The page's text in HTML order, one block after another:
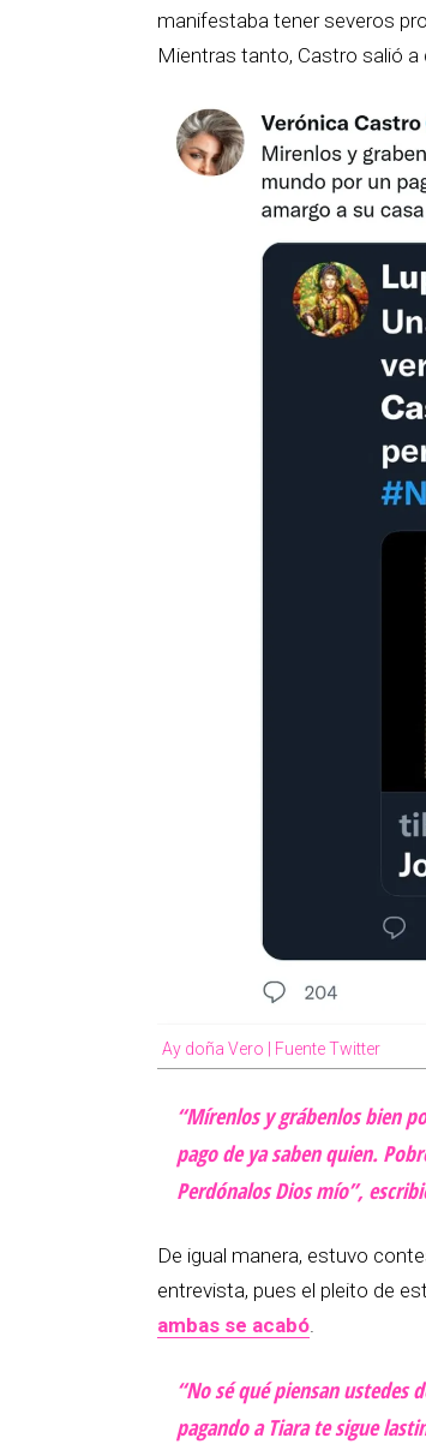
manifestaba tener severos
Mientras tanto, Castro salió
Ay doña Vero | Fuente Twitter
“Mírenlos y grábenlos bien
pago de ya saben quien.
Perdónalos Dios mío”,
De igual manera, estuvo
entrevista, pues el pleito de
ambas se acabó.
“No sé qué piensan ustedes
pagando a Tiara te sigue